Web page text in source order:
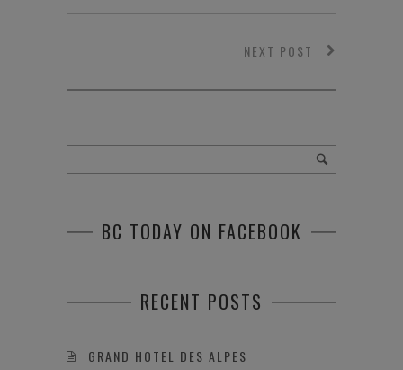
NEXT POST
BC TODAY ON FACEBOOK
RECENT POSTS
GRAND HOTEL DES ALPES